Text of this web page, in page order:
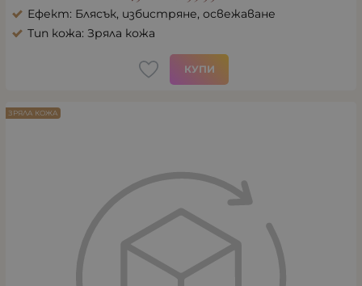
Ефект: Блясък, избистряне, освежаване
Тип кожа: Зряла кожа
КУПИ
ЗРЯЛА КОЖА